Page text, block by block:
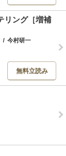
リング［増補
/ 今村研一
無料立読み